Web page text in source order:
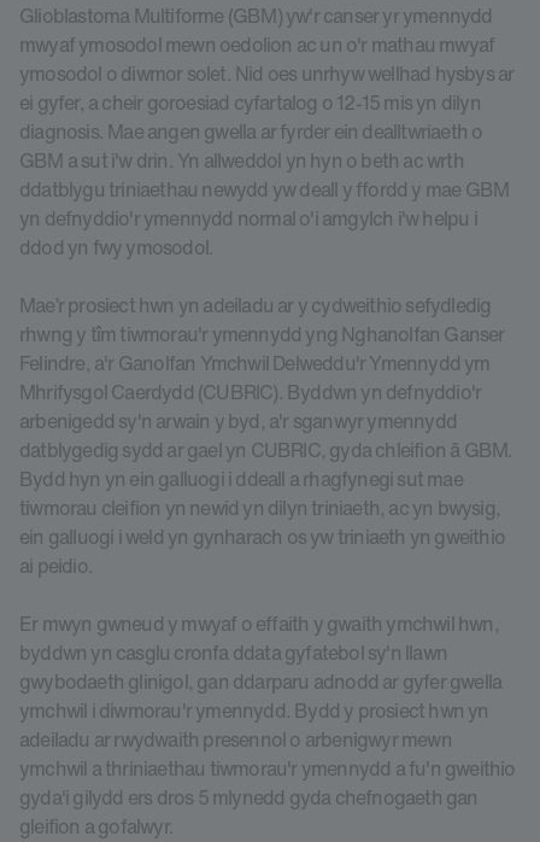
Glioblastoma Multiforme (GBM) yw'r canser yr ymennydd
mwyaf ymosodol mewn oedolion ac un o'r mathau mwyaf
ymosodol o diwmor solet. Nid oes unrhyw wellhad hysbys ar
ei gyfer, a cheir goroesiad cyfartalog o 12-15 mis yn dilyn
diagnosis. Mae angen gwella ar fyrder ein dealltwriaeth o
GBM a sut i'w drin. Yn allweddol yn hyn o beth ac wrth
ddatblygu triniaethau newydd yw deall y ffordd y mae GBM
yn defnyddio'r ymennydd normal o'i amgylch i'w helpu i
ddod yn fwy ymosodol.
Mae’r prosiect hwn yn adeiladu ar y cydweithio sefydledig
rhwng y tîm tiwmorau'r ymennydd yng Nghanolfan Ganser
Felindre, a'r Ganolfan Ymchwil Delweddu'r Ymennydd ym
Mhrifysgol Caerdydd (CUBRIC). Byddwn yn defnyddio'r
arbenigedd sy'n arwain y byd, a'r sganwyr ymennydd
datblygedig sydd ar gael yn CUBRIC, gyda chleifion â GBM.
Bydd hyn yn ein galluogi i ddeall a rhagfynegi sut mae
tiwmorau cleifion yn newid yn dilyn triniaeth, ac yn bwysig,
ein galluogi i weld yn gynharach os yw triniaeth yn gweithio
ai peidio.
Er mwyn gwneud y mwyaf o effaith y gwaith ymchwil hwn,
byddwn yn casglu cronfa ddata gyfatebol sy'n llawn
gwybodaeth glinigol, gan ddarparu adnodd ar gyfer gwella
ymchwil i diwmorau'r ymennydd. Bydd y prosiect hwn yn
adeiladu ar rwydwaith presennol o arbenigwyr mewn
ymchwil a thriniaethau tiwmorau'r ymennydd a fu'n gweithio
gyda'i gilydd ers dros 5 mlynedd gyda chefnogaeth gan
gleifion a gofalwyr.